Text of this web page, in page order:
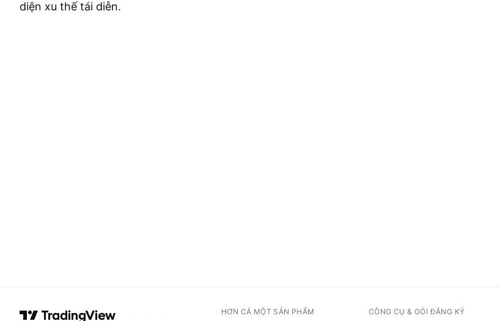
diện xu thế tái diễn.
HƠN CẢ MỘT SẢN PHẨM CÔNG CỤ & GÓI ĐĂNG KÝ